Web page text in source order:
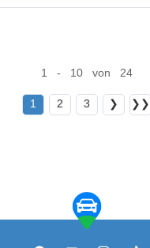
1 - 10 von 24
1 2 3 ❯ ❯❯